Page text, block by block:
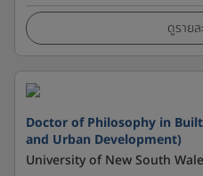
ดูราย
Doctor of Philosophy in
and Urban Development)
University of New South